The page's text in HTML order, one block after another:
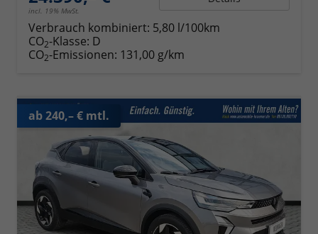
incl. 19% MwSt.
Verbrauch kombiniert: 5,80 l/100km
CO2-Klasse: D
CO2-Emissionen: 131,00 g/km
ab 240,– € mtl.